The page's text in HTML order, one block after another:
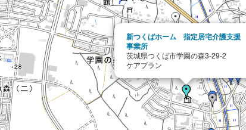
新つくばホーム 指定居宅介護支援
事業所
茨城県つくば市学園の森3-29-2
ケアプラン